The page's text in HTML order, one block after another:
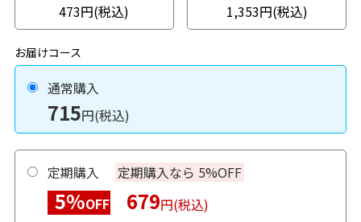
473円(税込)
1,353円(税込)
お届けコース
通常購入
715円(税込)
定期購入 定期購入なら 5%OFF
5%OFF 679円(税込)